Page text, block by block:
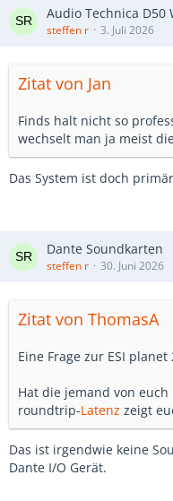
Audio Technica D50
steffen r 3. Juli 2026
Zitat von Jan
Finds halt nicht so
wechselt man ja meist
Das System ist doch
Dante Soundkarten
steffen r 30. Juni 2026
Zitat von ThomasA
Eine Frage zur ESI planet
Hat die jemand von
roundtrip-Latenz zeigt
Das ist irgendwie keine
Dante I/O Gerät.